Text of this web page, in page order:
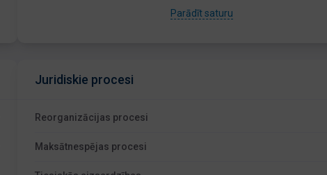
Parādīt saturu
Juridiskie procesi
Reorganizācijas procesi
Maksātnespējas procesi